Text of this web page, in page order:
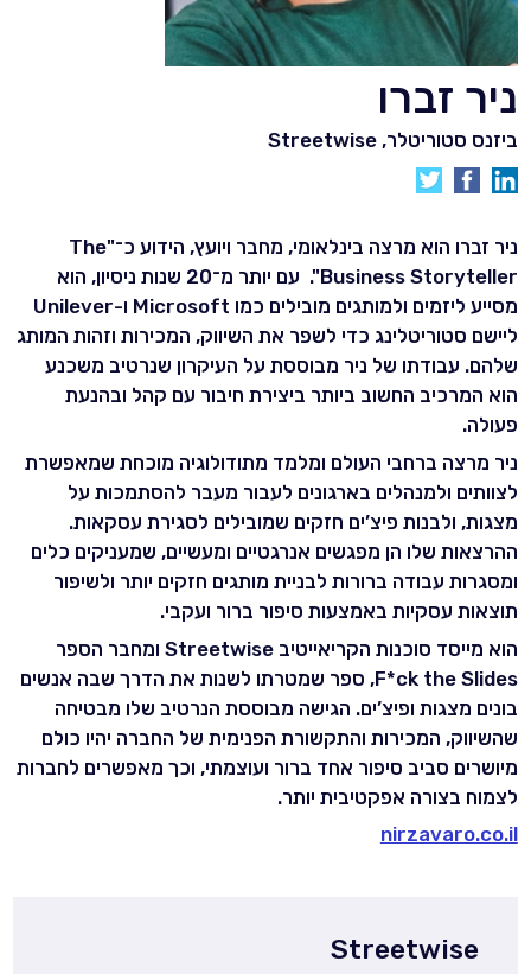
ניר זברו
ביזנס סטוריטלר,Streetwise
ניר זברו הוא מרצה בינלאומי, מחבר ויועץ, הידוע כ־"The
Business Storyteller". עם יותר מ־20 שנות ניסיון, הוא
מסייע ליזמים ולמותגים מובילים כמו Microsoft ו-Unilever
ליישם סטוריטלינג כדי לשפר את השיווק, המכירות וזהות המותג
שלהם. עבודתו של ניר מבוססת על העיקרון שנרטיב משכנע
הוא המרכיב החשוב ביותר ביצירת חיבור עם קהל ובהנעת
פעולה.
ניר מרצה ברחבי העולם ומלמד מתודולוגיה מוכחת שמאפשרת
לצוותים ולמנהלים בארגונים לעבור מעבר להסתמכות על
מצגות, ולבנות פיצ’ים חזקים שמובילים לסגירת עסקאות.
ההרצאות שלו הן מפגשים אנרגטיים ומעשיים, שמעניקים כלים
ומסגרות עבודה ברורות לבניית מותגים חזקים יותר ולשיפור
תוצאות עסקיות באמצעות סיפור ברור ועקבי.
הוא מייסד סוכנות הקריאייטיב Streetwise ומחבר הספר
F*ck the Slides, ספר שמטרתו לשנות את הדרך שבה אנשים
בונים מצגות ופיצ’ים. הגישה מבוססת הנרטיב שלו מבטיחה
שהשיווק, המכירות והתקשורת הפנימית של החברה יהיו כולם
מיושרים סביב סיפור אחד ברור ועוצמתי, וכך מאפשרים לחברות
לצמוח בצורה אפקטיבית יותר.
nirzavaro.co.il
Streetwise